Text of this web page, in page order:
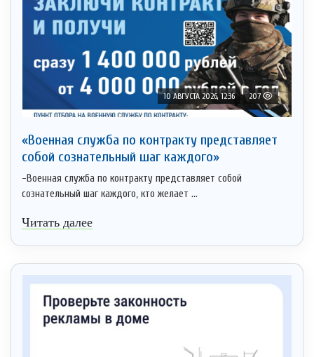
10 АВГУСТА 2026, 12:36 207
«Военная служба по контракту представляет
собой сознательный шаг каждого»
-Военная служба по контракту представляет собой
сознательный шаг каждого, кто желает ...
Читать далее